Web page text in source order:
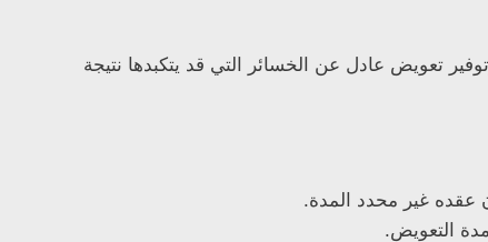
تعويض عادل عن الخسائر التي قد يتكبدها نتيجة
غير محدد المدة.
التعويض.